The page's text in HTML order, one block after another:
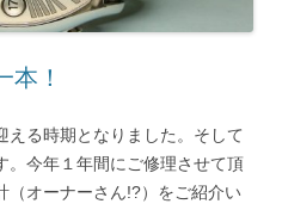
本！
える時期となりました。そして
。今年１年間にご修理させて頂
（オーナーさん!?）をご紹介い